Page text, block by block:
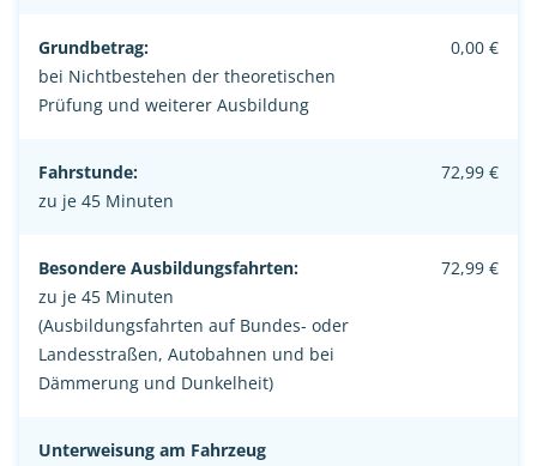
Grundbetrag:
bei Nichtbestehen der theoretischen
Prüfung und weiterer Ausbildung
0,00 €
Fahrstunde:
zu je 45 Minuten
72,99 €
Besondere Ausbildungsfahrten:
zu je 45 Minuten
(Ausbildungsfahrten auf Bundes- oder
Landesstraßen, Autobahnen und bei
Dämmerung und Dunkelheit)
72,99 €
Unterweisung am Fahrzeug